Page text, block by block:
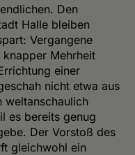
Den
Halle bleiben
Vergangene
Mehrheit
einer
nicht etwa aus
weltanschaulich
es bereits genug
Der Vorstoß des
gleichwohl ein